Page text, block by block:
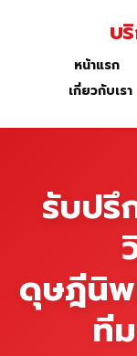
หน้าแรก
บ
หน้าแรก
เกี่ยวกับเรา
รับปรึ
ดุษฎีนิพ
ที